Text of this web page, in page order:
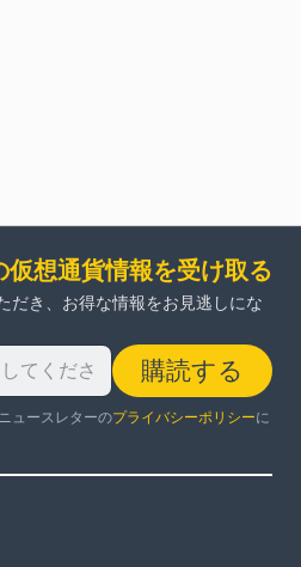
仮想通貨情報を受け取る
だき、お得な情報をお見逃しにな
購読する
ュースレターのプライバシーポリシーに